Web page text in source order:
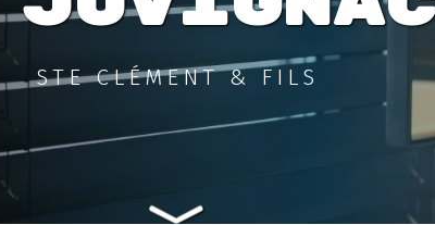
STE CLÉMENT & FILS